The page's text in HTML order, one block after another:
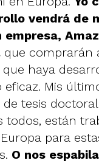
vendrá de
empresa,
que comprarán
que haya
eficaz. Mis
tesis
todos, están
para
O nos